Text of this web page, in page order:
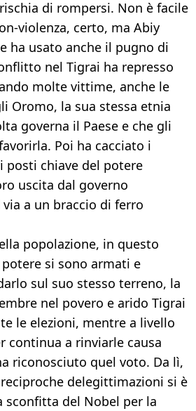
di rompersi. Non è facile
violenza, certo, ma Abiy
ha usato anche il pugno di
nel Tigrai ha represso
molte vittime, anche le
Oromo, la sua stessa etnia
governa il Paese e che gli
Poi ha cacciato i
posti chiave del potere
uscita dal governo
a un braccio di ferro
popolazione, in questo
si sono armati e
sul suo stesso terreno, la
nel povero e arido Tigrai
le elezioni, mentre a livello
continua a rinviarle causa
riconosciuto quel voto. Da lì,
delegittimazioni si è
sconfitta del Nobel per la